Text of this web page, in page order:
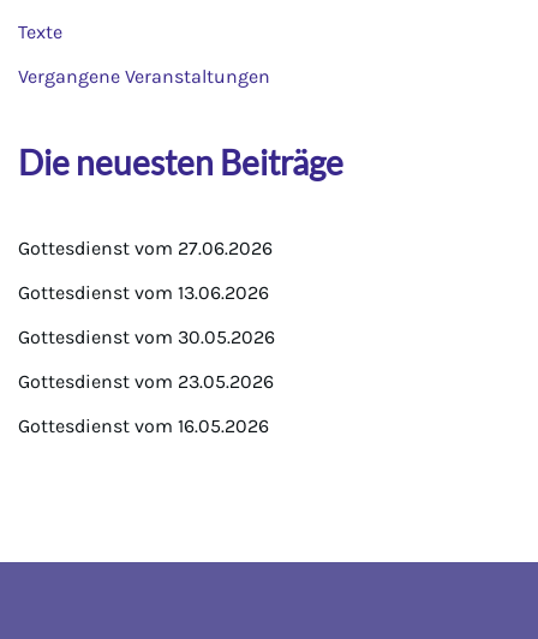
Texte
Vergangene Veranstaltungen
Die neuesten Beiträge
Gottesdienst vom 27.06.2026
Gottesdienst vom 13.06.2026
Gottesdienst vom 30.05.2026
Gottesdienst vom 23.05.2026
Gottesdienst vom 16.05.2026